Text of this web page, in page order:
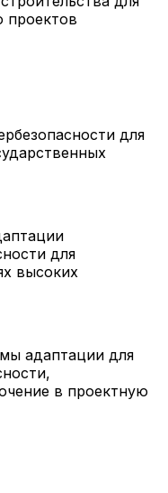
проектов
для
для
высоких
адаптации для
в проектную